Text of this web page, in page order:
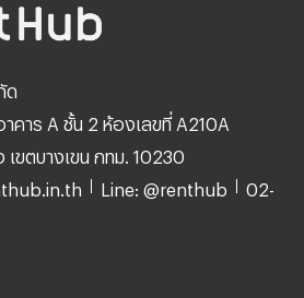
ด
คาร A ชั้น 2 ห้องเลขที่ A210A
ขตบางเขน กทม. 10230
Line: @renthub 02-